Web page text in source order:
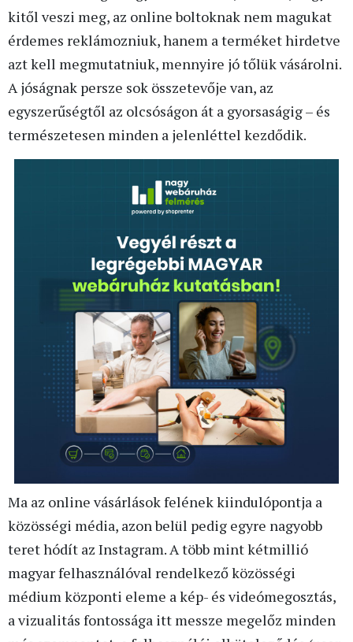
kitől veszi meg, az online boltoknak nem magukat
érdemes reklámozniuk, hanem a terméket hirdetve
azt kell megmutatniuk, mennyire jó tőlük vásárolni.
A jóságnak persze sok összetevője van, az
egyszerűségtől az olcsóságon át a gyorsaságig – és
természetesen minden a jelenléttel kezdődik.
Ma az online vásárlások felének kiindulópontja a
közösségi média, azon belül pedig egyre nagyobb
teret hódít az Instagram. A több mint kétmillió
magyar felhasználóval rendelkező közösségi
médium központi eleme a kép- és videómegosztás,
a vizualitás fontossága itt messze megelőz minden